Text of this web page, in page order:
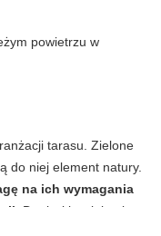
powietrzu w
tarasu. Zielone
do niej element natury.
na ich wymagania
Doniczki z ziołami to